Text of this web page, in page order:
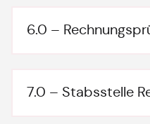
6.0 –
7.0 – Stabsstelle